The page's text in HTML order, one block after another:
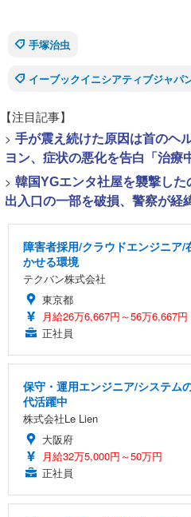
手塚治虫
イーブックイニシアティブジャパ
【注目記事】
> 手が震え続けた原因は首のヘ
ヨン、症状の悪化を告白「治療
> 韓国YGエンタ社屋を襲撃し
出入口の一部を破損、警察が経
障害者採用/クラウドエンジニア
かせる環境
テクバン株式会社
東京都
月給26万6,667円～56万6,667円
正社員
保守・運用エンジニア/システム
代活躍中
株式会社Le Lien
大阪府
月給32万5,000円～50万円
正社員